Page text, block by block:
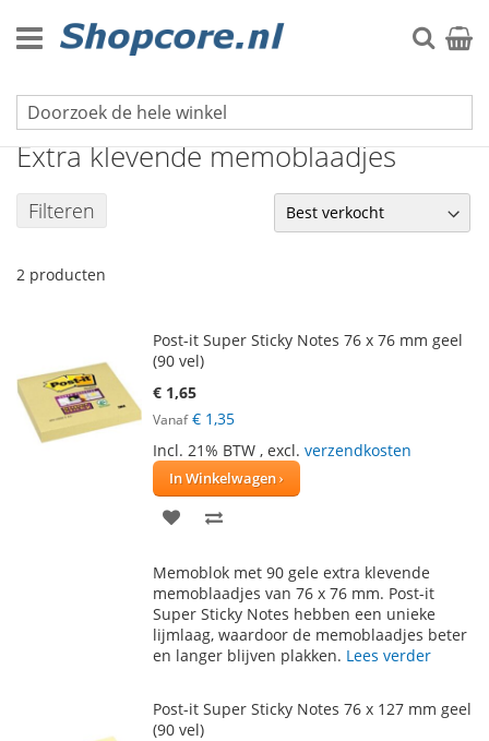
naar
de
Zoek
Memoblaadjes
Extra klevende memoblaadjes
Filteren
2 producten
Post-it Super Sticky Notes 76 x 76 mm geel
(90 vel)
€ 1,65
Vanaf € 1,35
Incl. 21% BTW , excl. verzendkosten
In Winkelwagen
VOEG
AAN
VERLANGLIJST
TE
VERGELIJKEN
Memoblok met 90 gele extra klevende
memoblaadjes van 76 x 76 mm. Post-it
Super Sticky Notes hebben een unieke
lijmlaag, waardoor de memoblaadjes beter
en langer blijven plakken. Lees verder
Post-it Super Sticky Notes 76 x 127 mm geel
(90 vel)